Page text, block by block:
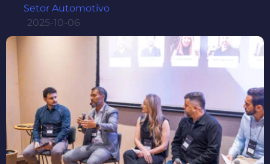
Setor Automotivo
2025-10-06